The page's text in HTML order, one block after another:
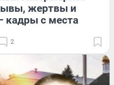
жертвы и
кадры с места
2